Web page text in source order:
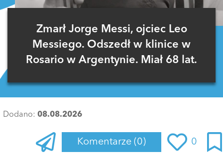
Zmarł Jorge Messi, ojciec Leo
Messiego. Odszedł w klinice w
Rosario w Argentynie. Miał 68 lat.
Dodano: 08.08.2026
Komentarze (0) 0